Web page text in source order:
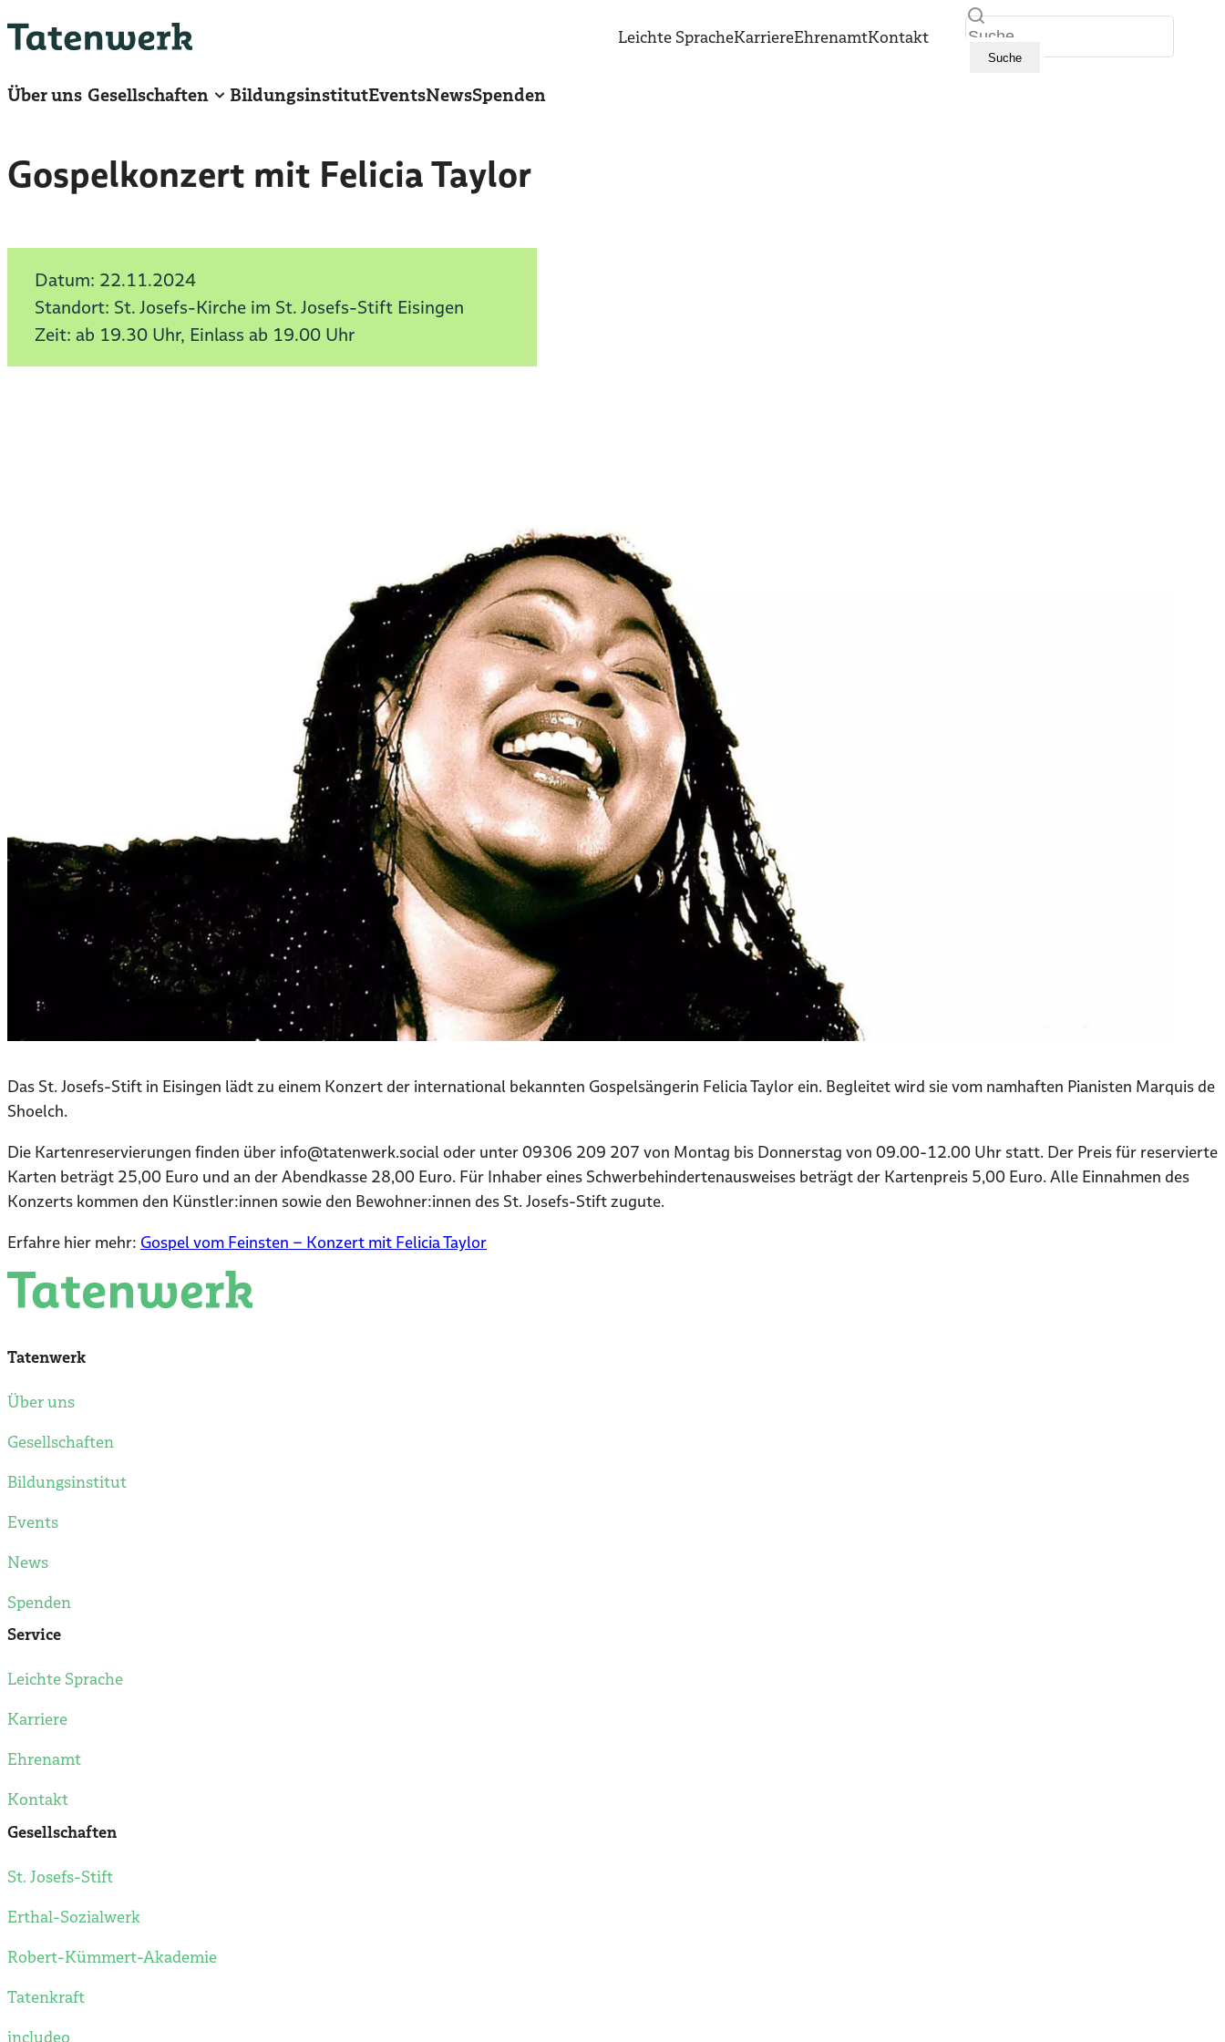
Hauptinhalt
Über uns Gesellschaften BildungsinstitutEventsNewsSpenden
Leichte SpracheKarriereEhrenamtKontakt Suche
Suche
Gospelkonzert mit Felicia Taylor
Datum: 22.11.2024
Standort: St. Josefs-Kirche im St. Josefs-Stift Eisingen
Zeit: ab 19.30 Uhr, Einlass ab 19.00 Uhr
Das St. Josefs-Stift in Eisingen lädt zu einem Konzert der international bekannten Gospelsängerin Felicia Taylor ein. Begleitet wird sie vom namhaften Pianisten Marquis de
Shoelch.
Die Kartenreservierungen finden über info@tatenwerk.social oder unter 09306 209 207 von Montag bis Donnerstag von 09.00-12.00 Uhr statt. Der Preis für reservierte
Karten beträgt 25,00 Euro und an der Abendkasse 28,00 Euro. Für Inhaber eines Schwerbehindertenausweises beträgt der Kartenpreis 5,00 Euro. Alle Einnahmen des
Konzerts kommen den Künstler:innen sowie den Bewohner:innen des St. Josefs-Stift zugute.
Erfahre hier mehr: Gospel vom Feinsten – Konzert mit Felicia Taylor
Tatenwerk
Über uns
Gesellschaften
Bildungsinstitut
Events
News
Spenden
Service
Leichte Sprache
Karriere
Ehrenamt
Kontakt
Gesellschaften
St. Josefs-Stift
Erthal-Sozialwerk
Robert-Kümmert-Akademie
Tatenkraft
includeo